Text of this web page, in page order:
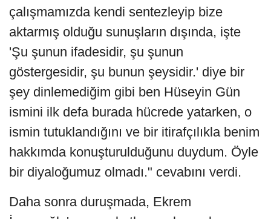
çalışmamızda kendi sentezleyip bize
aktarmış olduğu sunuşların dışında, işte
'Şu şunun ifadesidir, şu şunun
göstergesidir, şu bunun şeysidir.' diye bir
şey dinlemediğim gibi ben Hüseyin Gün
ismini ilk defa burada hücrede yatarken, o
ismin tutuklandığını ve bir itirafçılıkla benim
hakkımda konuşturulduğunu duydum. Öyle
bir diyaloğumuz olmadı." cevabını verdi.
Daha sonra duruşmada, Ekrem